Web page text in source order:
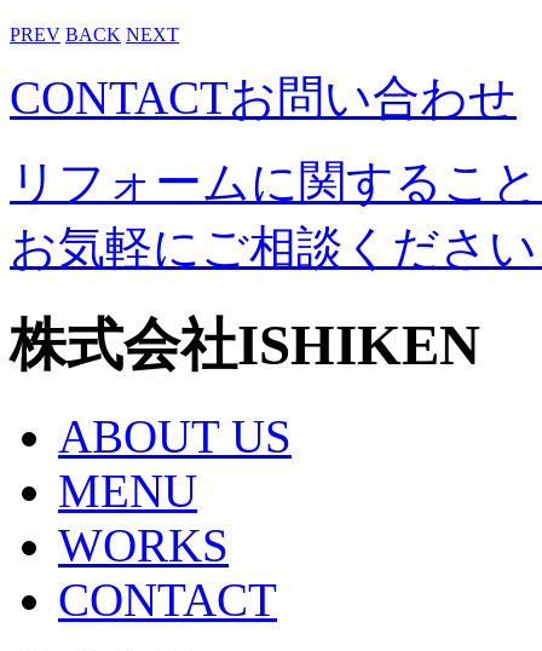
PREV BACK NEXT
CONTACTお問い合わせ
リフォームに関するこ
お気軽にご相談くださ
株式会社ISHIKEN
ABOUT US
MENU
WORKS
CONTACT